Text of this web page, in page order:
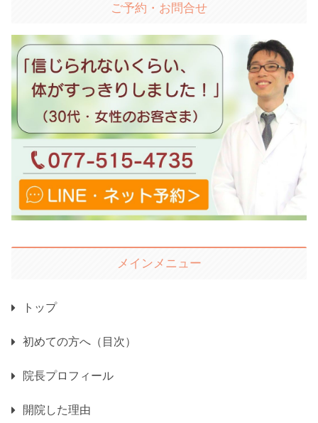
ご予約・お問合せ
メインメニュー
トップ
初めての方へ（目次）
院長プロフィール
開院した理由